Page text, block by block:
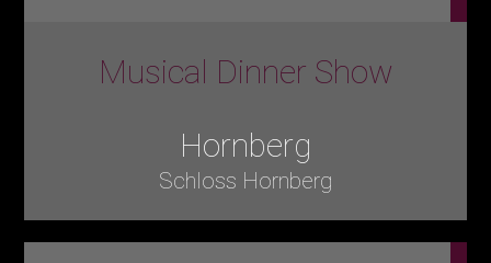
Musical Dinner Show
Hornberg
Schloss Hornberg